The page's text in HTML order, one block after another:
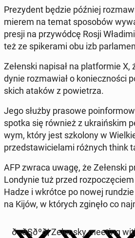
Pre­zy­dent będzie później
mie­rem na temat spo­so­bów
presji na przy­wód­cę Rosji
też ze spi­ke­ra­mi obu izb
Ze­łen­ski napisał na plat­for­mie
dy­nie roz­ma­wiał o ko­niecz­no­ści
skich ataków z po­wie­trza.
Jego służby prasowe
spotka się również z ukra­iń­skim
wym, który jest szko­lo­ny w
przed­sta­wi­cie­la­mi różnych think
AFP zwraca uwagę, że Ze­łen­ski
Lon­dy­nie tuż przed
Hadze i wkrótce po nowej
na Kijów, w których zginęło co
ð¬ð§ðºð¦ Ze­len­sky